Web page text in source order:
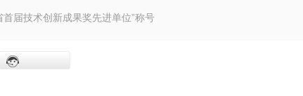
首届技术创新成果奖先进单位”称号